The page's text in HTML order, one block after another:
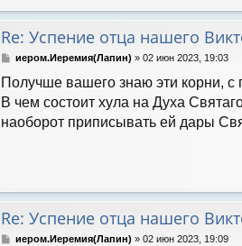
Re: Успение отца нашего
С
о
б
е
иером.Иеремия(Лапин) » 02 июн 2023, 19:03
Получше вашего знаю эти корни, с
В чем состоит хула на Духа
наоборот приписывать ей дары
Re: Успение отца нашего
Сиером.Иеремия(Лапин) » 02 июн 2023, 19:09